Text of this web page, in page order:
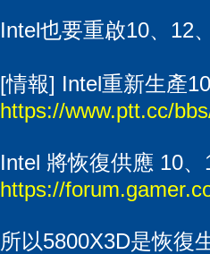
Intel也要重啟10、12
[情報] Intel重新生產
https://www.ptt.cc/
Intel 將恢復供應 10
https://
所以5800X3D是恢復